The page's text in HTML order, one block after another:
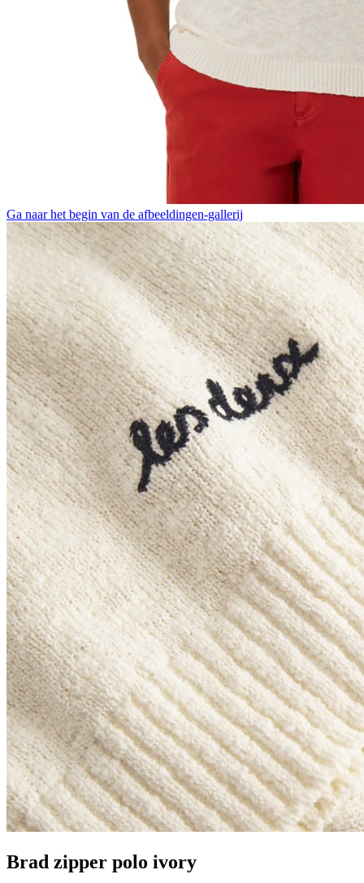
Ga naar het begin van de afbeeldingen-gallerij
Brad zipper polo ivory